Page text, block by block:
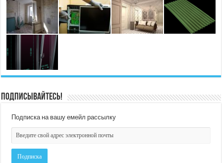
Подписывайтесь!
Подписка на вашу емейл рассылку